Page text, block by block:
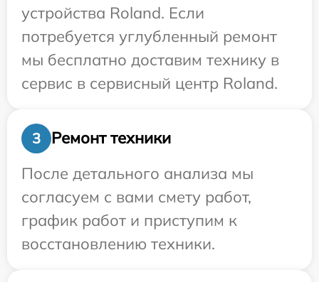
устройства Roland. Если
потребуется углубленный ремонт
мы бесплатно доставим технику в
сервис в сервисный центр Roland.
3
Ремонт техники
После детального анализа мы
согласуем с вами смету работ,
график работ и приступим к
восстановлению техники.